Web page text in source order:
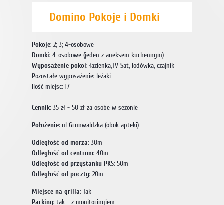
Domino Pokoje i Domki
Pokoje: 2; 3; 4-osobowe
Domki: 4-osobowe (jeden z aneksem kuchennym)
Wyposażenie pokoi: łazienka,TV Sat, lodówka, czajnik
Pozostałe wyposażenie: leżaki
Ilość miejsc: 17
Cennik: 35 zł - 50 zł za osobe w sezonie
Położenie: ul Grunwaldzka (obok apteki)
Odległość od morza: 30m
Odległość od centrum: 40m
Odległość od przystanku PKS: 50m
Odległość od poczty: 20m
Miejsce na grilla: Tak
Parking: tak - z monitoringiem